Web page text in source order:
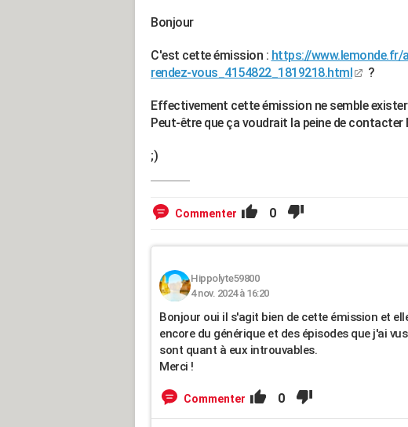
Bonjour
C'est cette émission : https://
rendez-vous_4154822_1819218.html
?
Effectivement cette émission ne semble
Peut-être que ça voudrait la peine de contacter
;)
Commenter 0
Hippolyte59800
4 nov. 2024 à 16:20
Bonjour oui il s'agit bien de cette émission et
encore du générique et des épisodes que j'ai
sont quant à eux introuvables.
Merci !
Commenter 0